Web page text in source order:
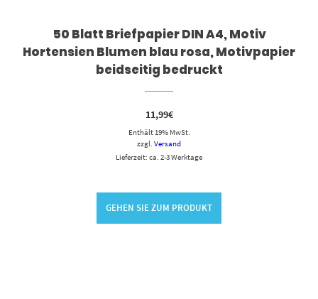
50 Blatt Briefpapier DIN A4, Motiv
Hortensien Blumen blau rosa, Motivpapier
beidseitig bedruckt
11,99€
Enthält 19% MwSt.
zzgl. Versand
Lieferzeit: ca. 2-3 Werktage
GEHEN SIE ZUM PRODUKT